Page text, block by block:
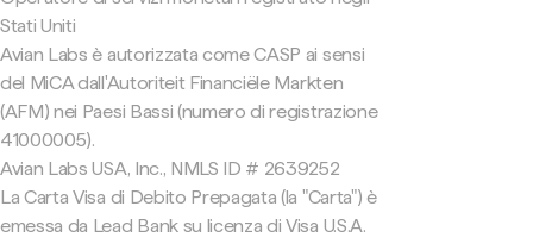
Stati Uniti
Avian Labs è autorizzata come CASP ai sensi
del MiCA dall'Autoriteit Financiële Markten
(AFM) nei Paesi Bassi (numero di registrazione
41000005).
Avian Labs USA, Inc., NMLS ID # 2639252
La Carta Visa di Debito Prepagata (la "Carta") è
emessa da Lead Bank su licenza di Visa U.S.A.